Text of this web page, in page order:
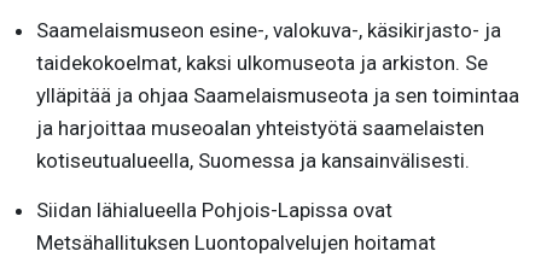
Saamelaismuseon esine-, valokuva-, käsikirjasto- ja
taidekokoelmat, kaksi ulkomuseota ja arkiston. Se
ylläpitää ja ohjaa Saamelaismuseota ja sen toimintaa
ja harjoittaa museoalan yhteistyötä saamelaisten
kotiseutualueella, Suomessa ja kansainvälisesti.
Siidan lähialueella Pohjois-Lapissa ovat
Metsähallituksen Luontopalvelujen hoitamat